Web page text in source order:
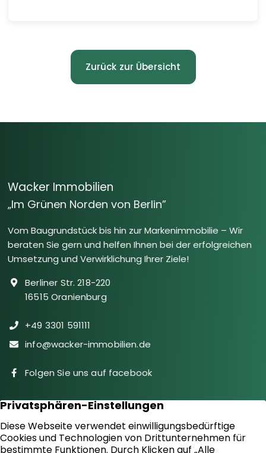
Zurück zur Übersicht
Wacker Immobilien
„Im Grünen Norden von Berlin”
Vom Baugrundstück bis hin zur Markenimmobilie – Wir
beraten Sie gern und helfen Ihnen bei der erfolgreichen
Umsetzung und Verwirklichung Ihrer Ziele!
Berliner Str. 218-220
16515 Oranienburg
+49 3301 591111
info@wacker-immobilien.de
Folgen Sie uns auf facebook
Immobilien
Downloads
Diensteistungen
Aktuelles